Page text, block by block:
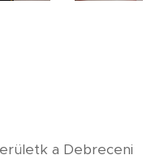
a Debreceni